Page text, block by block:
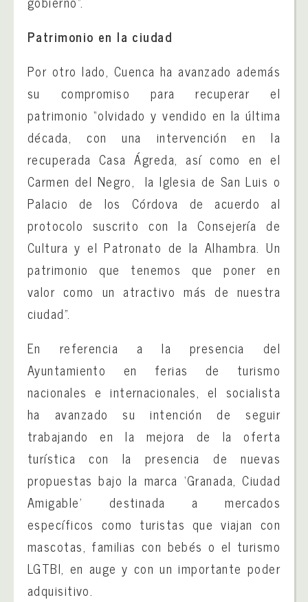
Patrimonio en la ciudad
Por otro lado, Cuenca ha avanzado además
su compromiso para recuperar el
patrimonio “olvidado y vendido en la última
década, con una intervención en la
recuperada Casa Ágreda, así como en el
Carmen del Negro, la Iglesia de San Luis o
Palacio de los Córdova de acuerdo al
protocolo suscrito con la Consejería de
Cultura y el Patronato de la Alhambra. Un
patrimonio que tenemos que poner en
valor como un atractivo más de nuestra
ciudad”.
En referencia a la presencia del
Ayuntamiento en ferias de turismo
nacionales e internacionales, el socialista
ha avanzado su intención de seguir
trabajando en la mejora de la oferta
turística con la presencia de nuevas
propuestas bajo la marca ‘Granada, Ciudad
Amigable’ destinada a mercados
específicos como turistas que viajan con
mascotas, familias con bebés o el turismo
LGTBI, en auge y con un importante poder
adquisitivo.